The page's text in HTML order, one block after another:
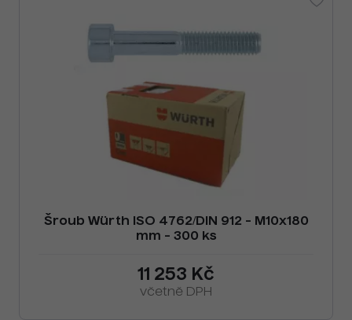
Šroub Würth ISO 4762/DIN 912 - M10x180
mm - 300 ks
11 253 Kč
včetně DPH